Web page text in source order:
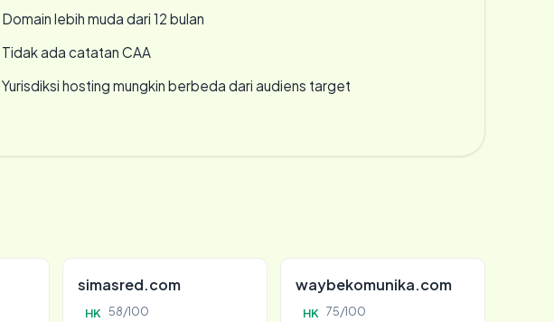
Domain lebih muda dari 12 bulan
Tidak ada catatan CAA
Yurisdiksi hosting mungkin berbeda dari audiens target
simasred.com
HK 58/100
waybekomunika.com
HK 75/100